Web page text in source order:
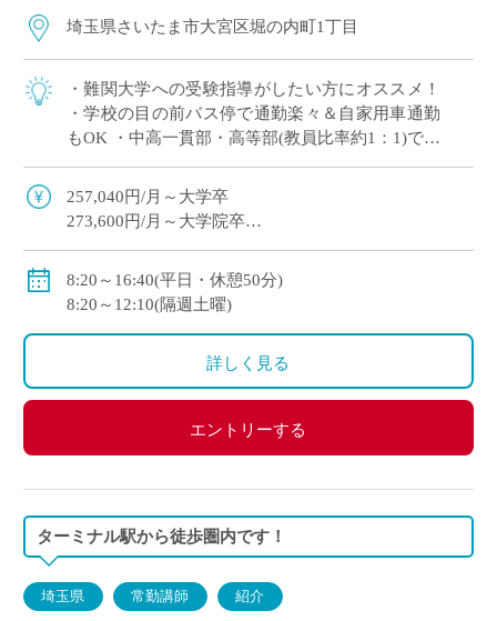
埼玉県さいたま市大宮区堀の内町1丁目
・難関大学への受験指導がしたい方にオススメ！
・学校の目の前バス停で通勤楽々＆自家用車通勤
もOK ・中高一貫部・高等部(教員比率約1：1)でス
にした指導を展開
257,040円/月～大学卒
273,600円/月～大学院卒
・各種手当：住宅・講習・入試手当等
初年度：3.69カ月(6月：0.69カ月、12月：3カ月)
2年目以降：5.3カ月(6月：2.3カ月、12月：3.0カ月 )※
・昇給あり
・交通費別途支給
8:20～16:40(平日・休憩50分)
8:20～12:10(隔週土曜)
詳しく見る
エントリーする
ターミナル駅から徒歩圏内です！
埼玉県 常勤講師 紹介